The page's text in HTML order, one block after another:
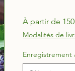
À partir de
Modalités de
Enregistrement